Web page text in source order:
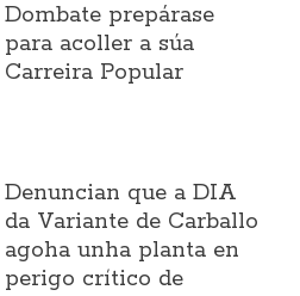
Dombate prepárase
para acoller a súa
Carreira Popular
Denuncian que a DIA
da Variante de Carballo
agoha unha planta en
perigo crítico de